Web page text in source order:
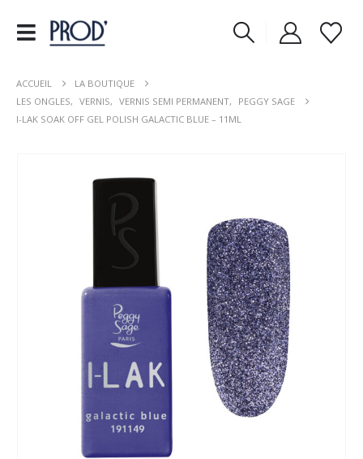
ACCUEIL
LA BOUTIQUE
LES ONGLES, VERNIS, VERNIS SEMI PERMANENT,
PEGGY SAGE
I-LAK SOAK OFF GEL POLISH GALACTIC BLUE – 11ML